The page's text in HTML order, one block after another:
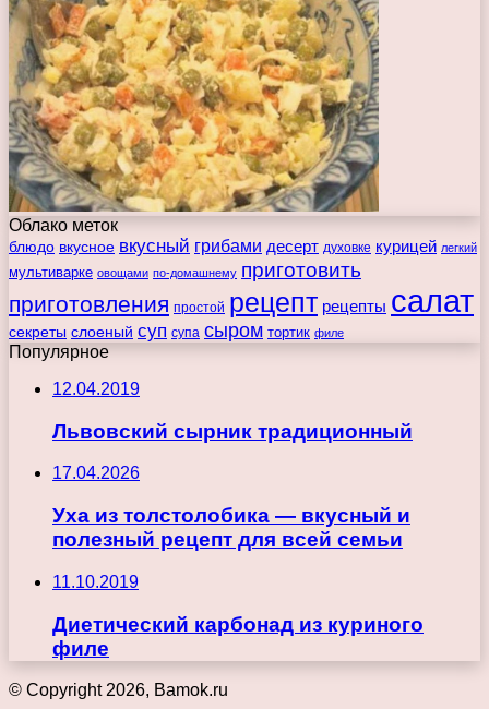
Облако меток
блюдо вкусное вкусный грибами десерт духовке курицей легкий
мультиварке овощами по-домашнему приготовить
приготовления простой рецепт рецепты салат
секреты слоеный суп супа сыром тортик филе
Популярное
12.04.2019
Львовский сырник традиционный
17.04.2026
Уха из толстолобика — вкусный и
полезный рецепт для всей семьи
11.10.2019
Диетический карбонад из куриного
филе
© Copyright 2026, Bamok.ru